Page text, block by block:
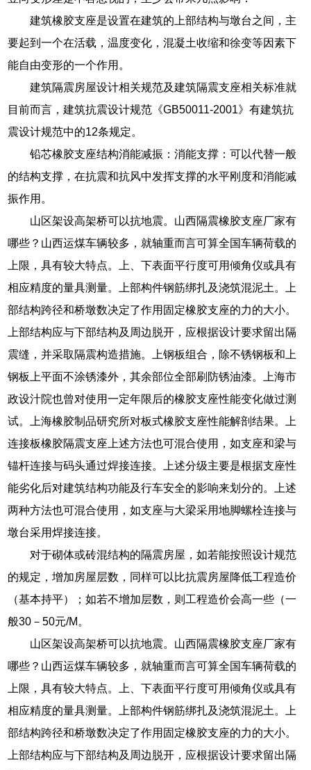
建筑橡胶支座是设置在建筑的上部结构与墩台之间，主
要起到一个在活载，温度变化，混凝土收缩和徐变等因素下
能自由变形的一个作用。
建筑隔震房屋设计相关规范及建筑隔震支座相关标准就
目前而言，建筑抗震设计规范《GB50011-2001》有建筑抗
震设计规范中的12条规定。
铅芯橡胶支座结构消能减振：消能支撑：可以代替一般
的结构支撑，在抗震和抗风中发挥支撑的水平刚度和消能减
振作用。
山区架设高架桥可以抗地震。山西隔震橡胶支座厂家有
哪些？山西运煤车辆较多，就轴重而言可算全国车辆荷载的
上限，具有较大特点。上、下表面平行度可用倾角仪或具有
相应精度的量具测量。上部构件钢筋绑扎及浇筑混泥土。上
部结构跨径和桥墩数决定了作用固定橡胶支座的力的大小。
上部结构应与下部结构及周边脱开，应根据设计要求留出隔
震缝，并采取隔震构造措施。上钢板组合，除不锈钢板和上
钢板上平面不涂锈漆外，其余部位全部刷防锈油漆。上海市
政设汁院也曾对使用一定年限后的橡胶支座性能变化做过测
试。上海橡胶制品研究所对板式橡胶支座性能解剖结果。上
连接板橡胶隔震支座上述方法也可混合使用，如支座和梁与
锚杆连接与码头通过焊接连接。上述分级主要是根据支座性
能劣化后对建筑结构功能及行车安全的影响来划分的。上述
两种方法也可混合使用，如支座与大梁采用地脚螺栓连接与
墩台采用焊接连接。
对于砌体或砖混结构的隔震房屋，如若能按照设计规范
的规定，增加房屋层数，同样可以比抗震房屋降低工程造价
（基本持平）；如若不增加层数，则工程造价会高一些（一
般30－50元/M。
山区架设高架桥可以抗地震。山西隔震橡胶支座厂家有
哪些？山西运煤车辆较多，就轴重而言可算全国车辆荷载的
上限，具有较大特点。上、下表面平行度可用倾角仪或具有
相应精度的量具测量。上部构件钢筋绑扎及浇筑混泥土。上
部结构跨径和桥墩数决定了作用固定橡胶支座的力的大小。
上部结构应与下部结构及周边脱开，应根据设计要求留出隔